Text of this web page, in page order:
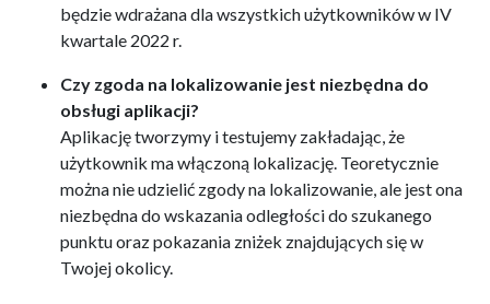
będzie wdrażana dla wszystkich użytkowników w IV
kwartale 2022 r.
Czy zgoda na lokalizowanie jest niezbędna do
obsługi aplikacji?
Aplikację tworzymy i testujemy zakładając, że
użytkownik ma włączoną lokalizację. Teoretycznie
można nie udzielić zgody na lokalizowanie, ale jest ona
niezbędna do wskazania odległości do szukanego
punktu oraz pokazania zniżek znajdujących się w
Twojej okolicy.